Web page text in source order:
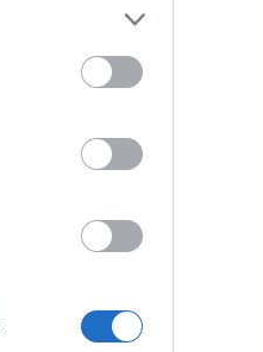
3
Presidente
planos de
hospitais
4
MAG
em FIDCs da
5
Oferta do
adquirir